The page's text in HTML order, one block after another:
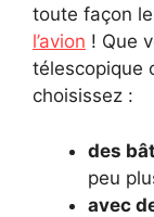
toute façon
l’avion ! Que
télescopique
choisissez :
des
peu
avec